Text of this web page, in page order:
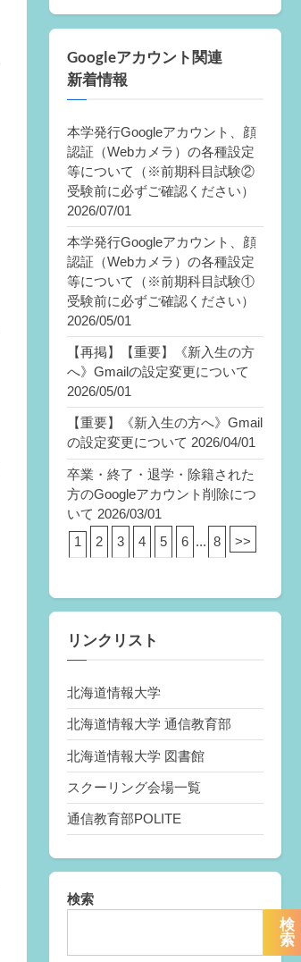
Googleアカウント関連
新着情報
本学発行Googleアカウント、顔
認証（Webカメラ）の各種設定
等について（※前期科目試験②
受験前に必ずご確認ください）
2026/07/01
本学発行Googleアカウント、顔
認証（Webカメラ）の各種設定
等について（※前期科目試験①
受験前に必ずご確認ください）
2026/05/01
【再掲】【重要】《新入生の方
へ》Gmailの設定変更について
2026/05/01
【重要】《新入生の方へ》Gmail
の設定変更について 2026/04/01
卒業・終了・退学・除籍された
方のGoogleアカウント削除につ
いて 2026/03/01
1
2 3 4 5 6 ... 8 >>
リンクリスト
北海道情報大学
北海道情報大学 通信教育部
北海道情報大学 図書館
スクーリング会場一覧
通信教育部POLITE
検索
検
索